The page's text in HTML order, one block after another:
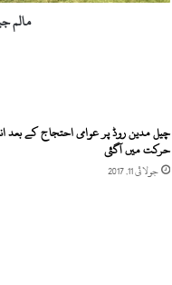
مالم
چیل مدین روڈ پر عوامی احتجاج کے بعد
حرکت میں آگئی
جولائی 11, 2017